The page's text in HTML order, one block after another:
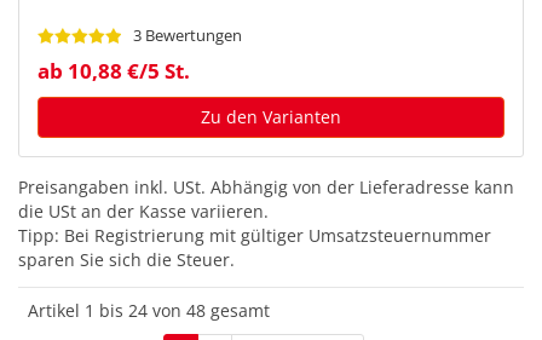
3 Bewertungen
ab 10,88 €/5 St.
Zu den Varianten
Preisangaben inkl. USt. Abhängig von der Lieferadresse kann
die USt an der Kasse variieren.
Tipp: Bei Registrierung mit gültiger Umsatzsteuernummer
sparen Sie sich die Steuer.
Artikel 1 bis 24 von 48 gesamt